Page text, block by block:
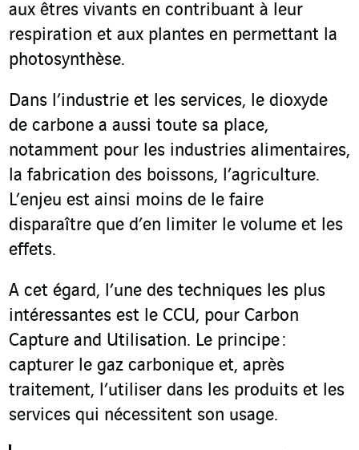
aux êtres vivants en contribuant à leur
respiration et aux plantes en permettant la
photosynthèse.
Dans l’industrie et les services, le dioxyde
de carbone a aussi toute sa place,
notamment pour les industries alimentaires,
la fabrication des boissons, l’agriculture.
L’enjeu est ainsi moins de le faire
disparaître que d’en limiter le volume et les
effets.
A cet égard, l’une des techniques les plus
intéressantes est le CCU, pour Carbon
Capture and Utilisation. Le principe :
capturer le gaz carbonique et, après
traitement, l’utiliser dans les produits et les
services qui nécessitent son usage.